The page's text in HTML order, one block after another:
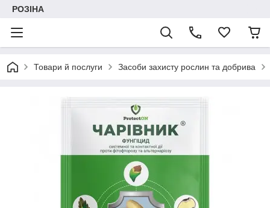
РОЗІНА
Товари й послуги Засоби захисту рослин та добрива